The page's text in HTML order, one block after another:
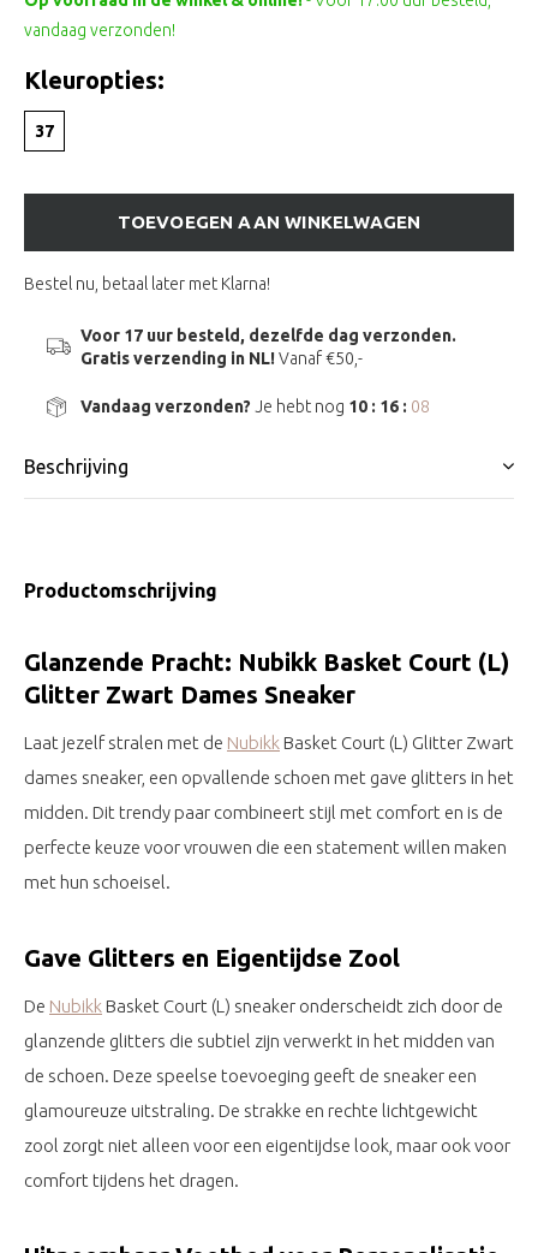
vandaag verzonden!
Kleuropties:
37
TOEVOEGEN AAN WINKELWAGEN
Bestel nu, betaal later met Klarna!
Voor 17 uur besteld, dezelfde dag verzonden.
Gratis verzending in NL!Vanaf €50,-
Vandaag verzonden? Je hebt nog 10 : 16 : 08
Beschrijving
Productomschrijving
Glanzende Pracht: Nubikk Basket Court (L)
Glitter Zwart Dames Sneaker
Laat jezelf stralen met de Nubikk Basket Court (L) Glitter Zwart
dames sneaker, een opvallende schoen met gave glitters in het
midden. Dit trendy paar combineert stijl met comfort en is de
perfecte keuze voor vrouwen die een statement willen maken
met hun schoeisel.
Gave Glitters en Eigentijdse Zool
De Nubikk Basket Court (L) sneaker onderscheidt zich door de
glanzende glitters die subtiel zijn verwerkt in het midden van
de schoen. Deze speelse toevoeging geeft de sneaker een
glamoureuze uitstraling. De strakke en rechte lichtgewicht
zool zorgt niet alleen voor een eigentijdse look, maar ook voor
comfort tijdens het dragen.